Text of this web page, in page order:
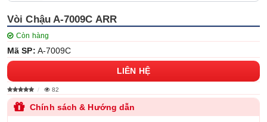
Vòi Chậu A-7009C ARR
Còn hàng
Mã SP: A-7009C
LIÊN HỆ
82
Chính sách & Hướng dẫn